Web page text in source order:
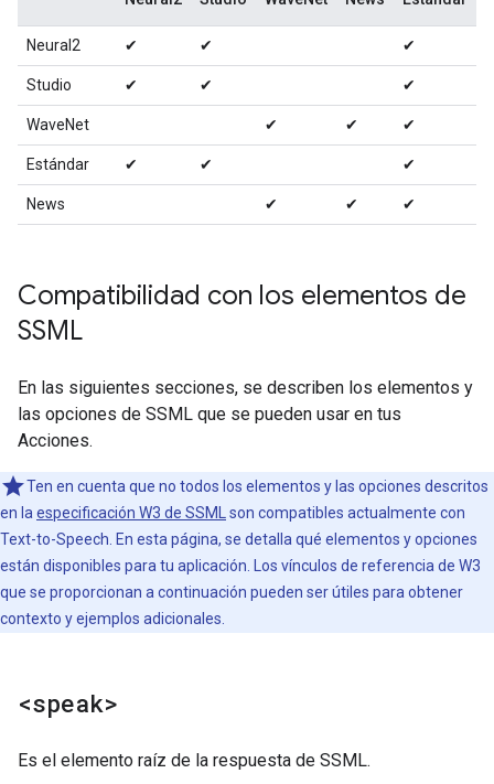
Neural2 ✔ ✔ ✔
Studio ✔ ✔ ✔
WaveNet ✔ ✔ ✔
Estándar ✔ ✔ ✔
News ✔ ✔ ✔
Compatibilidad con los elementos de
SSML
En las siguientes secciones, se describen los elementos y
las opciones de SSML que se pueden usar en tus
Acciones.
Ten en cuenta que no todos los elementos y las opciones descritos
en la especificación W3 de SSML
son compatibles actualmente con
Text-to-Speech. En esta página, se detalla qué elementos y opciones
están disponibles para tu aplicación. Los vínculos de referencia de W3
que se proporcionan a continuación pueden ser útiles para obtener
contexto y ejemplos adicionales.
<speak>
Es el elemento raíz de la respuesta de SSML.